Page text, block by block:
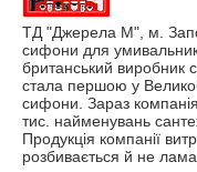
ТД "Джерела М", м.
сифони для
британський виробник
стала першою у
сифони. Зараз
тис. найменувань
Продукція компанії
розбивається й не